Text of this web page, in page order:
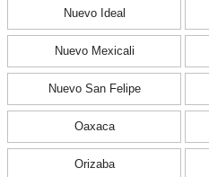
Nuevo Ideal
Nuevo Mexicali
Nuevo San Felipe
Oaxaca
Orizaba